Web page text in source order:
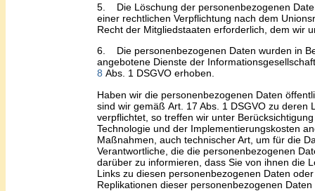
5. Die Löschung der personenbezogenen
einer rechtlichen Verpflichtung nach dem
Recht der Mitgliedstaaten erforderlich, dem wir
6. Die personenbezogenen Daten wurden in
angebotene Dienste der
8 Abs. 1 DSGVO erhoben.
Haben wir die personenbezogenen Daten
sind wir gemäß Art. 17 Abs. 1 DSGVO zu deren
verpflichtet, so treffen wir unter
Technologie und der Implementierungskosten
Maßnahmen, auch technischer Art, um für die
Verantwortliche, die die personenbezogenen
darüber zu informieren, dass Sie von ihnen die
Links zu diesen personenbezogenen Daten
Replikationen dieser personenbezogenen